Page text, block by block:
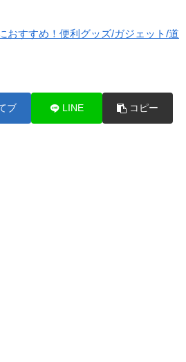
おすすめ！便利グッズ/ガジェット/道
ブ LINE コピー